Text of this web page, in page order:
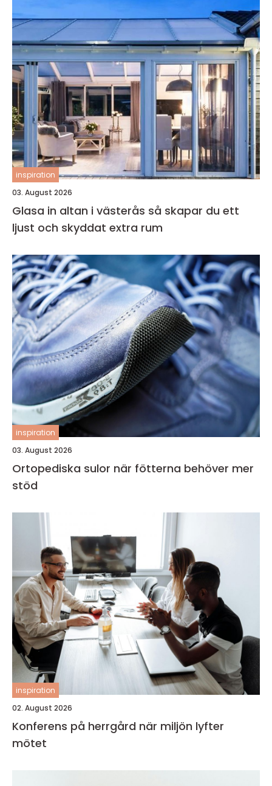
inspiration
03. August 2026
Glasa in altan i västerås så skapar du ett
ljust och skyddat extra rum
inspiration
03. August 2026
Ortopediska sulor när fötterna behöver mer
stöd
inspiration
02. August 2026
Konferens på herrgård när miljön lyfter
mötet